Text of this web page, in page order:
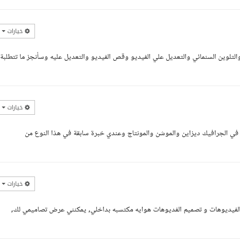
خيارات
السنمائي والتعديل علي الفيديو وقص الفيديو والتعديل عليه وسأنجز ما تتطلبة
خيارات
مع حضرتك باشمهندسة آية خبرة 4 سنوات في الجرافيك ديزاين والموشن والمونتاج وعندي خبرة سابقة في هذا النوع من
خيارات
و تصميم الفديوهات هوايه مكتسبه بداخلي, يمكنني عرض تصاميمي لك,